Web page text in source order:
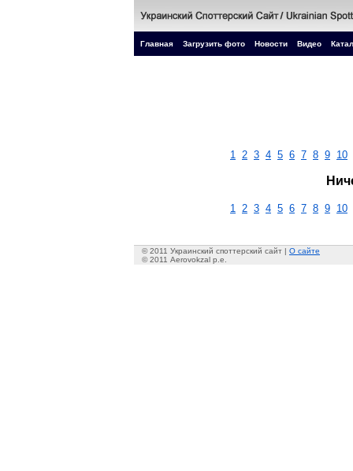
Главная Загрузить фото Новости Видео
1 2 3 4 5 6 7 8 9 10
1 2 3 4 5 6 7 8 9 10
© 2011 Украинский споттерский сайт | О сайте
© 2011 Aerovokzal p.e.